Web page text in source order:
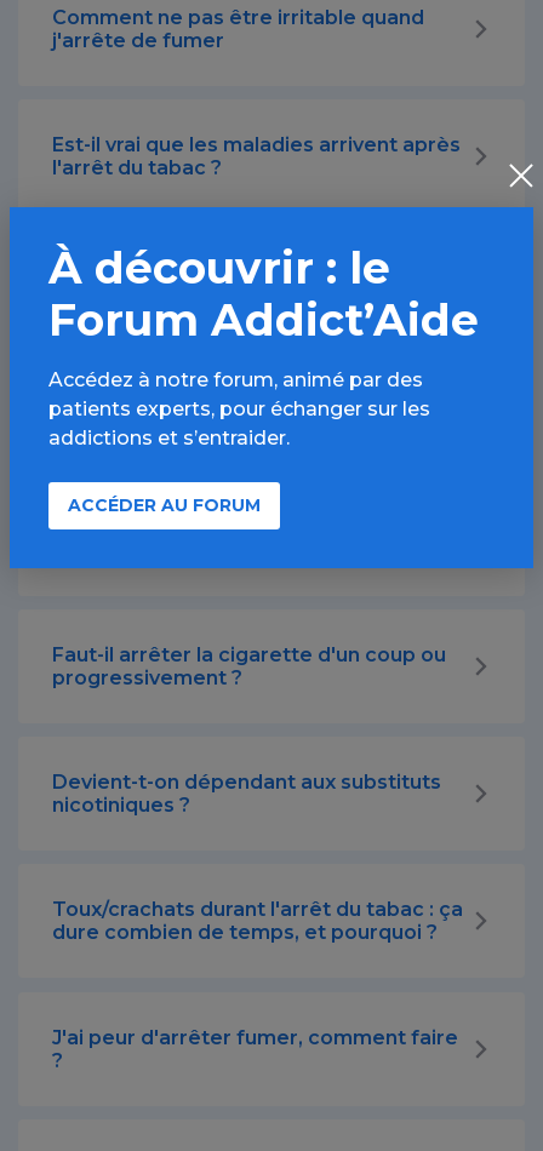
Comment ne pas être irritable quand
j'arrête de fumer
Est-il vrai que les maladies arrivent après
l'arrêt du tabac ?
Comment lutter contre l'ennui lors des
pauses cigarettes au travail ?
Quand voit-on les bienfaits de l'arrêt du
tabac ?
Pourquoi certains recommencent à
Faut-il arrêter la cigarette d'un coup ou
progressivement ?
Devient-t-on dépendant aux substituts
nicotiniques ?
Toux/crachats durant l'arrêt du tabac : ça
dure combien de temps, et pourquoi ?
J'ai peur d'arrêter fumer, comment faire
?
À découvrir : le
Forum Addict’Aide
Accédez à notre forum, animé par des
patients experts, pour échanger sur les
addictions et s’entraider.
ACCÉDER AU FORUM